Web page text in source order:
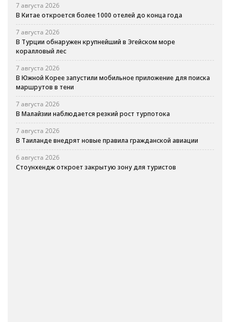
7 августа 2026
В Китае откроется более 1000 отелей до конца года
7 августа 2026
В Турции обнаружен крупнейший в Эгейском море
коралловый лес
7 августа 2026
В Южной Корее запустили мобильное приложение для поиска
маршрутов в тени
7 августа 2026
В Малайзии наблюдается резкий рост турпотока
7 августа 2026
В Таиланде внедрят новые правила гражданской авиации
6 августа 2026
Стоунхендж откроет закрытую зону для туристов